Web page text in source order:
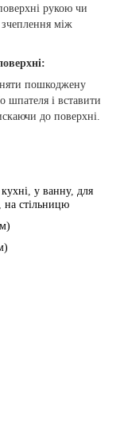
рукою чи
між
пошкоджену
шпателя і вставити
до поверхні.
у ванну, для
на стільницю